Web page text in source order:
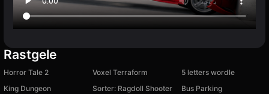
Rastgele
Horror Tale 2 Voxel Terraform
5 letters wordle
King Dungeon
Sorter: Ragdoll Shooter
Bus Parking